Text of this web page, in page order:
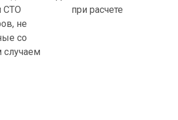
СТО
не
со
случаем
при расчете